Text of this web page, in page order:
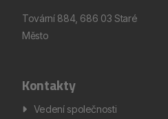
Tovární 884, 686 03 Staré
Město
Kontakty
Vedení společnosti